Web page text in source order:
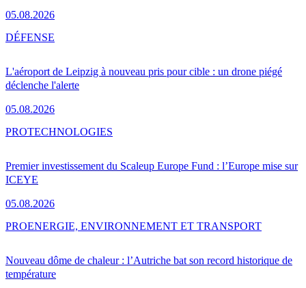
05.08.2026
L'aéroport de Leipzig à nouveau pris pour cible : un drone piégé
déclenche l'alerte
05.08.2026
DÉFENSE
Premier investissement du Scaleup Europe Fund : l’Europe mise sur
ICEYE
05.08.2026
PROTECHNOLOGIES
Nouveau dôme de chaleur : l’Autriche bat son record historique de
température
PROENERGIE, ENVIRONNEMENT ET TRANSPORT